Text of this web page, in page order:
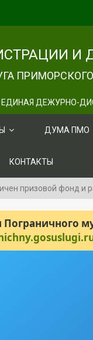
И
ЕДИНАЯ ДЕЖУРНО-
ДУМА ПМО
КОНТАКТЫ
призовой фонд и